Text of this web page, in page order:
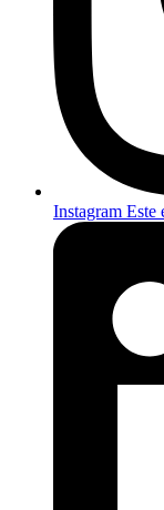
Instagram Este